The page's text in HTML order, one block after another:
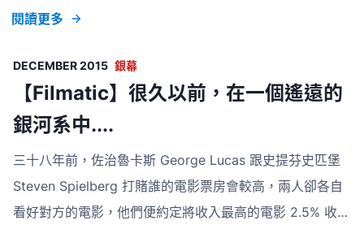
相近，《白氣球》延續了他旁觀、第三者的風格，代入兒童
壞的環境，成人的世界裡掙扎求存。電影裡，兒童的快樂被
忽視、對話被打斷、不受尊重。但把電影推展到深一層社會
面向，是拿著白氣球男孩的一幕，讓大家意識到兒童也區分
不同階層。 映後討論歸納各人觀察，第一階層的兒童享受
物質生活，透過畫外音我們得悉那樣子也看不見的小孩，上
星期買十條金魚今
閱讀更多
DECEMBER 2015 銀幕
【Filmatic】很久以前，在一個遙遠的
銀河系中....
三十八年前，佐治魯卡斯 George Lucas 跟史提芬史匹堡
Steven Spielberg 打賭誰的電影票房會較高，兩人卻各自
看好對方的電影，他們便約定將收入最高的電影 2.5% 收益